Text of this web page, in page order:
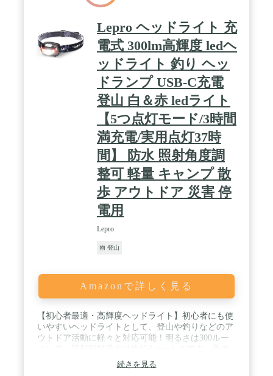
Lepro ヘッドライト 充
電式 300lm高輝度 ledヘ
ッドライト 釣り ヘッ
ドランプ USB-C充電
登山 白＆赤 ledライト
【5つ点灯モード/3時間
満充電/実用点灯37時
間】 防水 照射角度調
整可 軽量 キャンプ 散
歩 アウトドア 災害 停
電用
Lepro
雨 登山
Amazonで詳しく見る
【初心者最適・高輝度ヘッドライト】初心者にも使
いやすいヘッドライトとして、登山や釣りなどのア
ウトドア活動に軽々と対応可能！明るさは300ルー
散歩や暗い場所での活動にも十分な高輝度ヘッドラ
イトです。 / 【USB Type-C充電・長時間点灯】
続きを見る